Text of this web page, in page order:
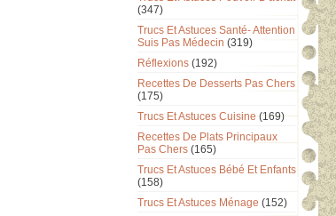
(347)
Trucs Et Astuces Santé- Attention
Suis Pas Médecin (319)
Réflexions (192)
Recettes De Desserts Pas Chers
(175)
Trucs Et Astuces Cuisine (169)
Recettes De Plats Principaux
Pas Chers (165)
Trucs Et Astuces Bébé Et Enfants
(158)
Trucs Et Astuces Ménage (152)